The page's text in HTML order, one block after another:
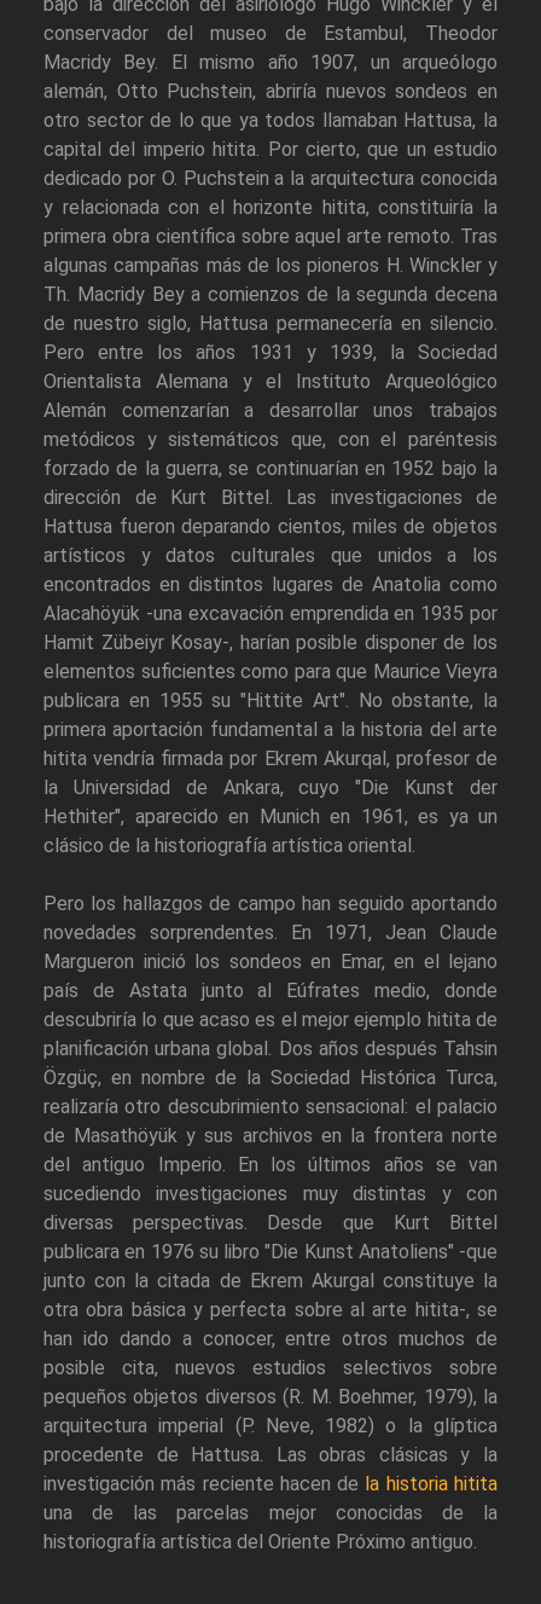
bajo la dirección del asiriólogo Hugo Winckler y el
conservador del museo de Estambul, Theodor
Macridy Bey. El mismo año 1907, un arqueólogo
alemán, Otto Puchstein, abriría nuevos sondeos en
otro sector de lo que ya todos llamaban Hattusa, la
capital del imperio hitita. Por cierto, que un estudio
dedicado por O. Puchstein a la arquitectura conocida
y relacionada con el horizonte hitita, constituiría la
primera obra científica sobre aquel arte remoto. Tras
algunas campañas más de los pioneros H. Winckler y
Th. Macridy Bey a comienzos de la segunda decena
de nuestro siglo, Hattusa permanecería en silencio.
Pero entre los años 1931 y 1939, la Sociedad
Orientalista Alemana y el Instituto Arqueológico
Alemán comenzarían a desarrollar unos trabajos
metódicos y sistemáticos que, con el paréntesis
forzado de la guerra, se continuarían en 1952 bajo la
dirección de Kurt Bittel. Las investigaciones de
Hattusa fueron deparando cientos, miles de objetos
artísticos y datos culturales que unidos a los
encontrados en distintos lugares de Anatolia como
Alacahöyük -una excavación emprendida en 1935 por
Hamit Zübeiyr Kosay-, harían posible disponer de los
elementos suficientes como para que Maurice Vieyra
publicara en 1955 su "Hittite Art". No obstante, la
primera aportación fundamental a la historia del arte
hitita vendría firmada por Ekrem Akurqal, profesor de
la Universidad de Ankara, cuyo "Die Kunst der
Hethiter", aparecido en Munich en 1961, es ya un
clásico de la historiografía artística oriental.
Pero los hallazgos de campo han seguido aportando
novedades sorprendentes. En 1971, Jean Claude
Margueron inició los sondeos en Emar, en el lejano
país de Astata junto al Eúfrates medio, donde
descubriría lo que acaso es el mejor ejemplo hitita de
planificación urbana global. Dos años después Tahsin
Özgüç, en nombre de la Sociedad Histórica Turca,
realizaría otro descubrimiento sensacional: el palacio
de Masathöyük y sus archivos en la frontera norte
del antiguo Imperio. En los últimos años se van
sucediendo investigaciones muy distintas y con
diversas perspectivas. Desde que Kurt Bittel
publicara en 1976 su libro "Die Kunst Anatoliens" -que
junto con la citada de Ekrem Akurgal constituye la
otra obra básica y perfecta sobre al arte hitita-, se
han ido dando a conocer, entre otros muchos de
posible cita, nuevos estudios selectivos sobre
pequeños objetos diversos (R. M. Boehmer, 1979), la
arquitectura imperial (P. Neve, 1982) o la glíptica
procedente de Hattusa. Las obras clásicas y la
investigación más reciente hacen de la historia hitita
una de las parcelas mejor conocidas de la
historiografía artística del Oriente Próximo antiguo.